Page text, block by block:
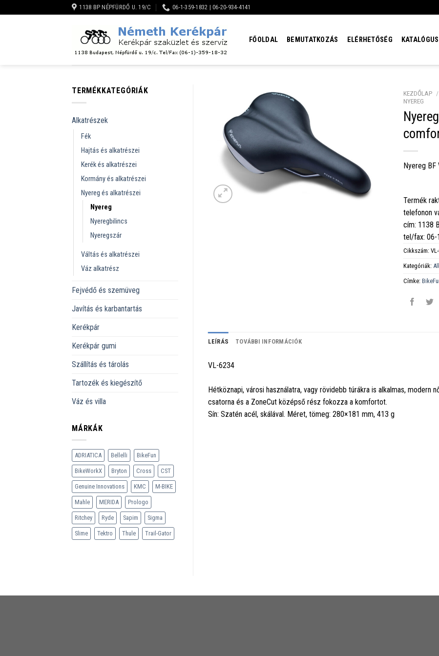
to
1138 BP NÉPFÜRDŐ U. 19/C 06-1-359-1832 | 06-20-934-4141
FŐOLDAL BEMUTATKOZÁS ELÉRHETŐSÉG KATALÓGUS
TERMÉKKATEGÓRIÁK
Alkatrészek
Fék
Hajtás és alkatrészei
Kerék és alkatrészei
Kormány és alkatrészei
Nyereg és alkatrészei
Nyereg
Nyeregbilincs
Nyeregszár
Váltás és alkatrészei
Váz alkatrész
Fejvédő és szemüveg
Javítás és karbantartás
Kerékpár
Kerékpár gumi
Szállítás és tárolás
Tartozék és kiegészítő
Váz és villa
MÁRKÁK
ADRIATICA Bellelli BikeFun
BikeWorkX Bryton Cross CST
Genuine Innovations KMC M-BIKE
Mahle MERIDA Prologo
Ritchey Ryde Sapim Sigma
Slime Tektro Thule Trail-Gator
KEZDŐLAP /
NYEREG
Nyereg
Termék
telefonon
cím: 1138
tel/fax: 06-
Cikkszám:
Kategóriák:
Címke:
LEÍRÁS TOVÁBBI INFORMÁCIÓK
VL-6234
Hétköznapi, városi használatra, vagy rövidebb túrákra is alkalmas, modern
csatorna és a ZoneCut középső rész fokozza a komfortot.
Sín: Szatén acél, skálával. Méret, tömeg: 280×181 mm, 413 g